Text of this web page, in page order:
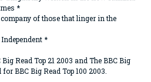
*
of those that linger in the
*
Read Top 21 2003 and The BBC Big
BBC Big Read Top 100 2003.